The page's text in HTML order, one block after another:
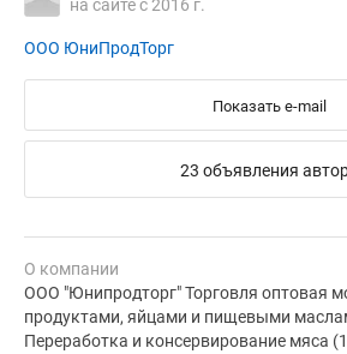
на сайте с 2016 г.
ООО ЮниПродТорг
Показать e-mail
23 объявления
О компании
ООО "Юнипродторг" Торговля оптовая
продуктами, яйцами и пищевыми
Переработка и консервирование мяса